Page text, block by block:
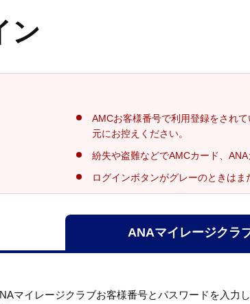
ン
AMCお客様番号で利用登録をされ
元にお控えください。
紛失や盗難などでAMCカード、
ログインボタンがグレーのときは
ANAマイレージクラ
マイレージクラブお客様番号とパスワードを入力し